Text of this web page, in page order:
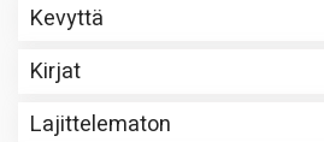
Kevyttä
Kirjat
Lajittelematon